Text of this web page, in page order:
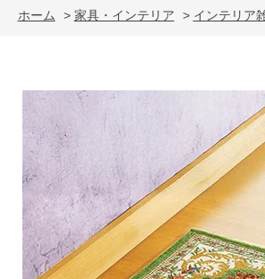
ホーム > 家具・インテリア > インテリア